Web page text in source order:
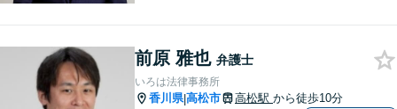
皆様にとって最善の解決を模
索します。まずはお気軽にご
相談ください。
前原 雅也 弁護士
いろは法律事務所
香川県|高松市 高松駅 から徒歩10分